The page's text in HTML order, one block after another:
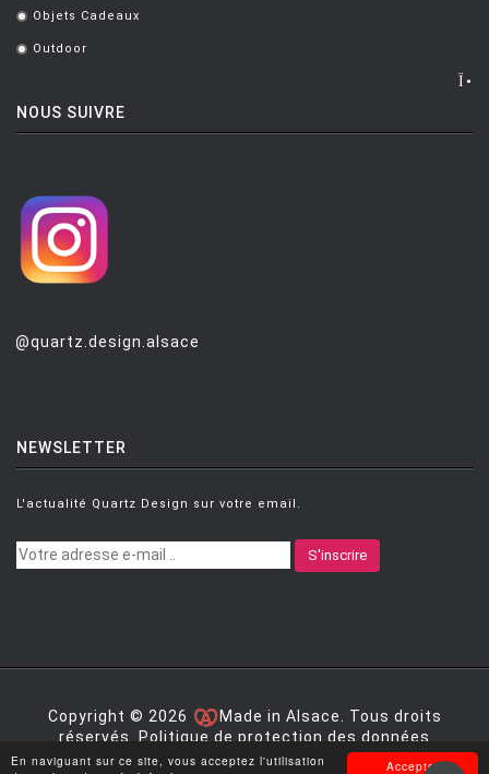
Accepter
En naviguant sur ce site, vous acceptez l'utilisation
. Objets Cadeaux
. Outdoor
NOUS SUIVRE
@quartz.design.alsace
NEWSLETTER
L'actualité Quartz Design sur votre email.
S'inscrire
Copyright © 2026
Made in Alsace. Tous droits
réservés. Politique de protection des données
personnelles|Mentions légales|Conditions générales